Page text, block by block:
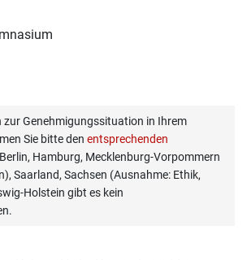
Genehmigungssituation in Ihrem
Sie bitte den entsprechenden
Hamburg, Mecklenburg-Vorpommern
Saarland, Sachsen (Ausnahme: Ethik,
Holstein gibt es kein